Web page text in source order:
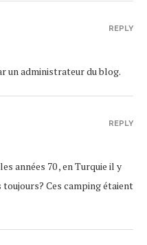
un administrateur du blog.
REPLY
années 70 , en Turquie il y
Ces camping étaient
REPLY